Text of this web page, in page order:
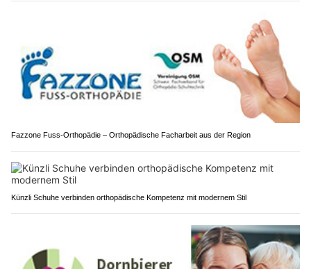
Fazzone Fuss-Orthopädie – Orthopädische Facharbeit aus der Region
Künzli Schuhe verbinden orthopädische Kompetenz mit modernem Stil